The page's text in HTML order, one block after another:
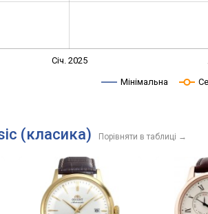
Січ. 2025
Мінімальна
(класика) Порівняти в таблиці →